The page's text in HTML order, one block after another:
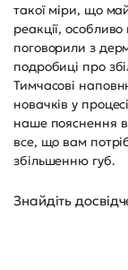
такої міри, що
реакції,
поговорили з
подробиці про
Тимчасові
новачків у
наше пояснення
все, що вам
збільшенню губ.
Знайдіть